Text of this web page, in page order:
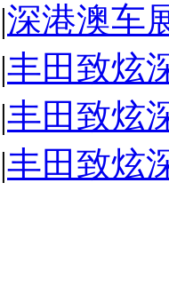
|深港澳车
|丰田致炫
|丰田致炫
|丰田致炫